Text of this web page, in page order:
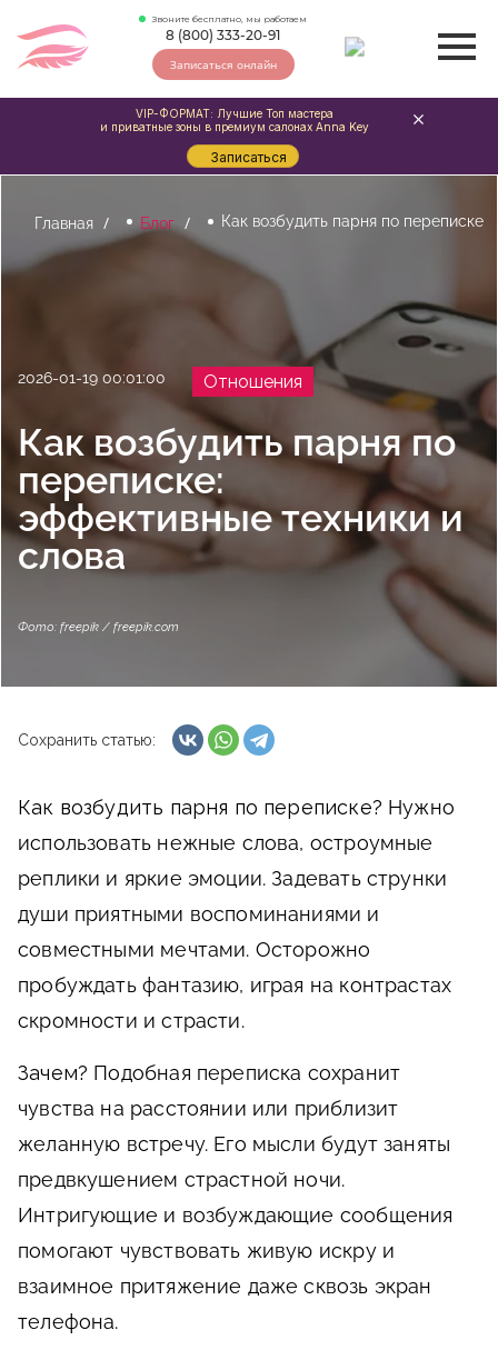
Звоните бесплатно, мы работаем
8 (800) 333-20-91
Записаться онлайн
Главная Блог Как возбудить парня по переписке
2026-01-19 00:01:00 Отношения
Как возбудить парня по
переписке:
эффективные техники и
слова
Сохранить статью:
Фото: freepik / freepik.com
Как возбудить парня по переписке? Нужно
использовать нежные слова, остроумные
реплики и яркие эмоции. Задевать струнки
души приятными воспоминаниями и
совместными мечтами. Осторожно
пробуждать фантазию, играя на контрастах
скромности и страсти.
Зачем? Подобная переписка сохранит
чувства на расстоянии или приблизит
желанную встречу. Его мысли будут заняты
предвкушением страстной ночи.
Интригующие и возбуждающие сообщения
помогают чувствовать живую искру и
взаимное притяжение даже сквозь экран
телефона.
VIP-ФОРМАТ: Лучшие Топ мастера
и приватные зоны в премиум салонах Anna Key
Записаться